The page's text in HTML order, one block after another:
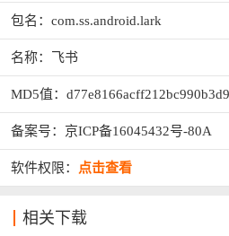
包名：com.ss.android.lark
名称：飞书
MD5值：
备案号：京ICP备16045432号-80A
软件权限： 点击查看
相关下载